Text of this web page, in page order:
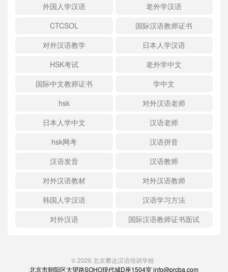
外国人学汉语
老外学汉语
CTCSOL
国际汉语教师证书
对外汉语教学
日本人学汉语
HSK考试
老外学中文
国际中文教师证书
学中文
hsk
对外汉语老师
日本人学中文
汉语老师
hsk网考
汉语拼音
汉语发音
汉语教师
对外汉语教材
对外汉语教师
韩国人学汉语
汉语学习方法
对外汉语
国际汉语教师证书面试
© 2026 北京攀达汉语培训学校
北京市朝阳区大望路SOHO现代城D座1504室 info@prcba.com